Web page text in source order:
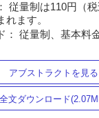
従量制は110円（
ます。
： 従量制、基本料
アブストラクトを見る
全文ダウンロード